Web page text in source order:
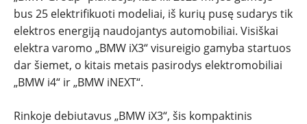
bus 25 elektrifikuoti modeliai, iš kurių pusę sudarys tik
elektros energiją naudojantys automobiliai. Visiškai
elektra varomo „BMW iX3“ visureigio gamyba startuos
dar šiemet, o kitais metais pasirodys elektromobiliai
„BMW i4“ ir „BMW iNEXT“.
Rinkoje debiutavus „BMW iX3“, šis kompaktinis